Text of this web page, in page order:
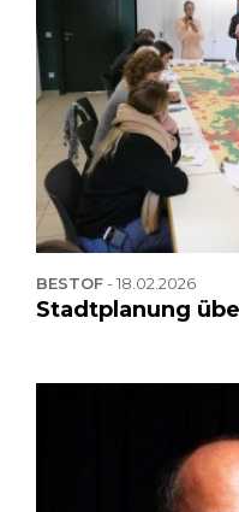
BESTOF-18.02.2026
Stadtplanung